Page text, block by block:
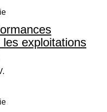
exploitations